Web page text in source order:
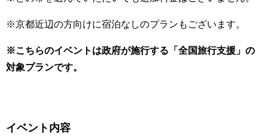
※京都近辺の方向けに宿泊なしのプランもございます。
※こちらのイベントは政府が施行する「全国旅行支援」の
対象プランです。
イベント内容